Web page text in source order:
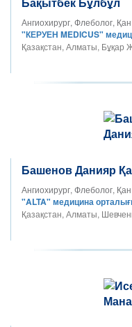
Ангиохирург, Флеболог,
"КЕРУЕН MEDICUS"
Қазақстан, Алматы, Бұқар
Башенов Данияр
Ангиохирург, Флеболог,
"ALTA" медицина
Қазақстан, Алматы,